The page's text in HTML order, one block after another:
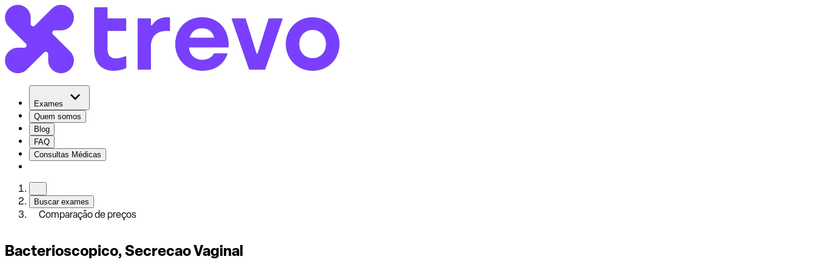
Exames
Quem somos
Blog
FAQ
Consultas Médicas
Buscar exames
Comparação de preços
Bacterioscopico, Secrecao Vaginal